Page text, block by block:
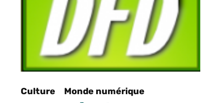
Culture Monde numérique